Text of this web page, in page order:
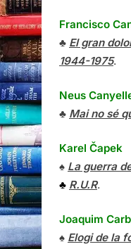
Francisco
♣ El gran
1944-1975.
Neus
♣ Mai no sé
Karel Čapek
♠ La guerra
♣ R.U.R.
Joaquim
♠ Elogi de la